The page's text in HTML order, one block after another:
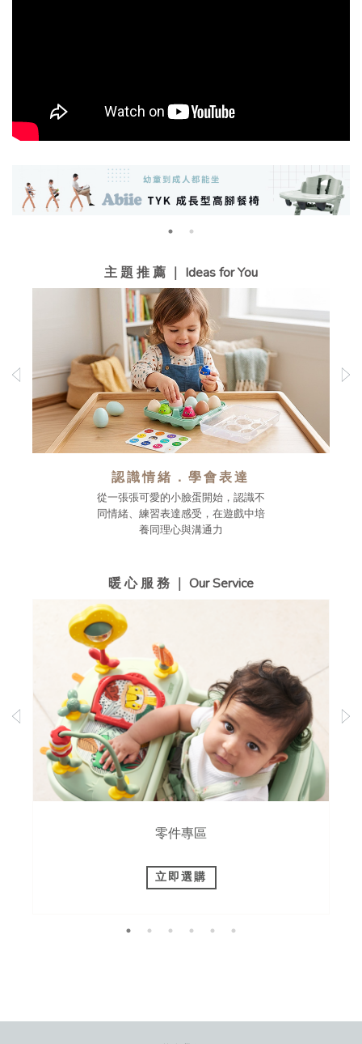
主 題 推 薦 ｜ Ideas for You
認識情緒．學會表達
從一張張可愛的小臉蛋開始，認識不
同情緒、練習表達感受，在遊戲中培
養同理心與溝通力
暖 心 服 務 ｜ Our Service
零件專區
立即選購